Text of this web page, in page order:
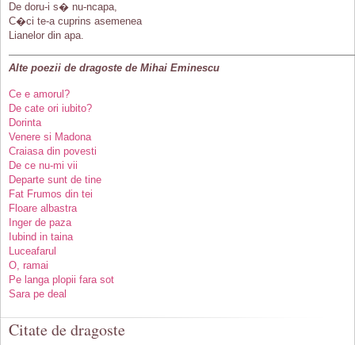
De doru-i s� nu-ncapa,
C�ci te-a cuprins asemenea
Lianelor din apa.
Alte poezii de dragoste de Mihai Eminescu
Ce e amorul?
De cate ori iubito?
Dorinta
Venere si Madona
Craiasa din povesti
De ce nu-mi vii
Departe sunt de tine
Fat Frumos din tei
Floare albastra
Inger de paza
Iubind in taina
Luceafarul
O, ramai
Pe langa plopii fara sot
Sara pe deal
Citate de dragoste